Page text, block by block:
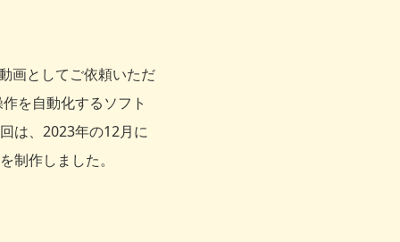
画としてご依頼いただ
を自動化するソフト
は、2023年の12月に
制作しました。